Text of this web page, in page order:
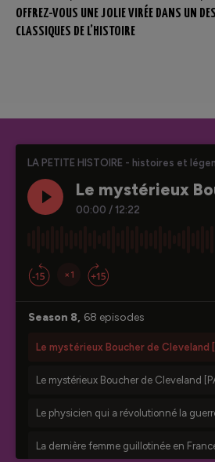
OFFREZ-VOUS UNE JOLIE VIRÉE DANS UN
CLASSIQUES DE L’HISTOIRE